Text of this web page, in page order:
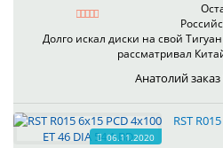
Долго искал диски на свой
рассматривал
Анатолий
06.11.2020
RST